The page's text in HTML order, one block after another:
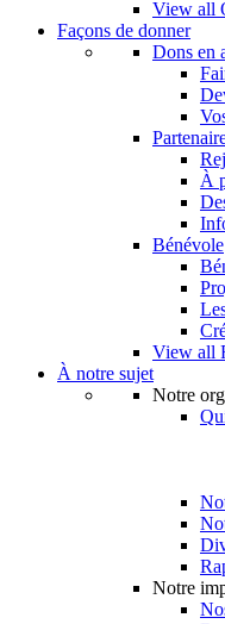
View all
Façons de donner
Dons en
À
Bénévole
View all
À notre sujet
Notre
Notre